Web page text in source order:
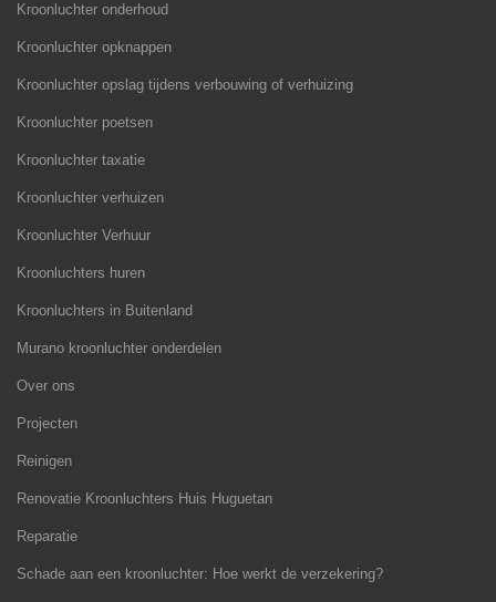
Kroonluchter onderhoud
Kroonluchter opknappen
Kroonluchter opslag tijdens verbouwing of verhuizing
Kroonluchter poetsen
Kroonluchter taxatie
Kroonluchter verhuizen
Kroonluchter Verhuur
Kroonluchters huren
Kroonluchters in Buitenland
Murano kroonluchter onderdelen
Over ons
Projecten
Reinigen
Renovatie Kroonluchters Huis Huguetan
Reparatie
Schade aan een kroonluchter: Hoe werkt de verzekering?